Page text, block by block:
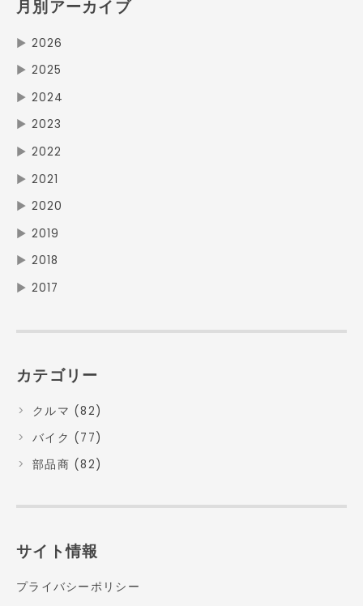
月別アーカイブ
▶ 2026
▶ 2025
▶ 2024
▶ 2023
▶ 2022
▶ 2021
▶ 2020
▶ 2019
▶ 2018
▶ 2017
カテゴリー
クルマ (82)
バイク (77)
部品商 (82)
サイト情報
プライバシーポリシー